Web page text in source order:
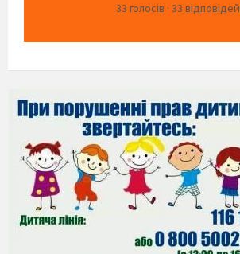
33 голосів · 33 відповідей